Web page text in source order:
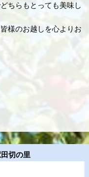
ちらもとっても美味し
様のお越しを心よりお
切の里